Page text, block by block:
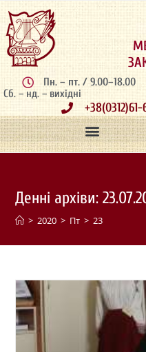
Пн. – пт. / 9.00–18.00
Сб. – нд. – вихідні
Денні архіви:
> 2020 > Пт > 23